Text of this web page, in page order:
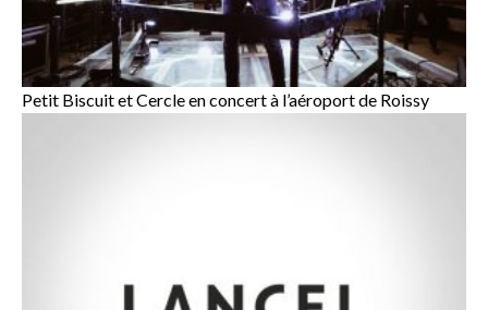
Petit Biscuit et Cercle en concert à l’aéroport de Roissy